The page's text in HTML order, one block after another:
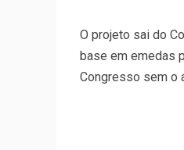
O projeto sai do
base em emedas
Congresso sem o